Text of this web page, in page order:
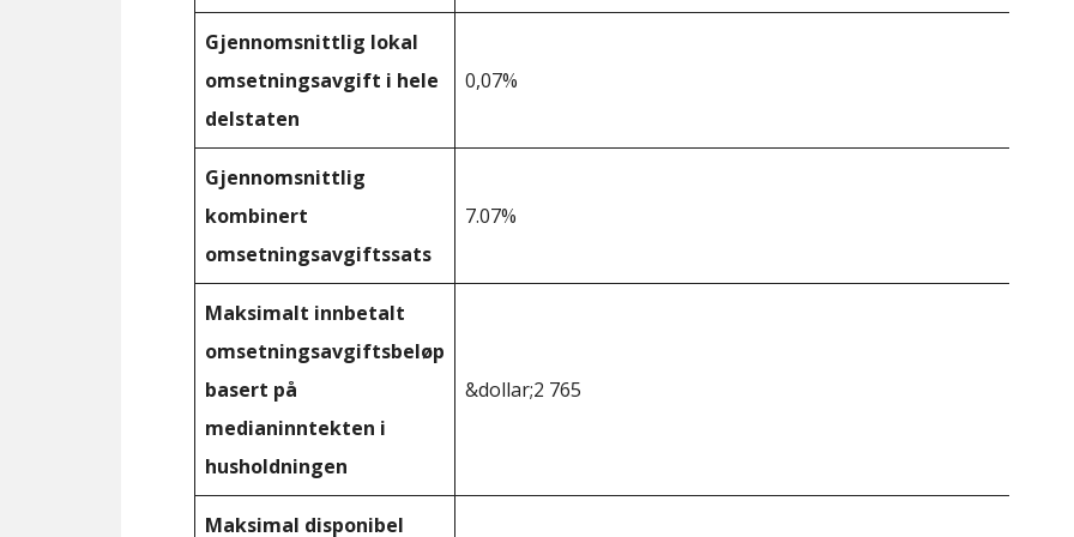
Gjennomsnittlig lokal
omsetningsavgift i hele
delstaten
0,07%
Gjennomsnittlig
kombinert
omsetningsavgiftssats
7.07%
Maksimalt innbetalt
omsetningsavgiftsbeløp
basert på
medianinntekten i
husholdningen
&dollar;2 765
Maksimal disponibel